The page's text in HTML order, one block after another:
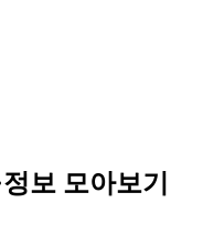
보 모아보기